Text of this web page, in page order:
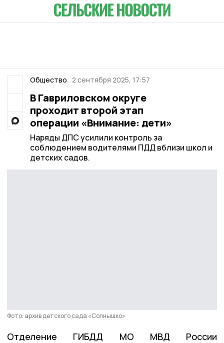
Общество 2 сентября 2025, 17:57
В Гавриловском округе
проходит второй этап
операции «Внимание: дети»
Наряды ДПС усилили контроль за
соблюдением водителями ПДД вблизи школ и
детских садов.
Фото: архив детского сада «Солнышко»
Отделение ГИБДД МО МВД России